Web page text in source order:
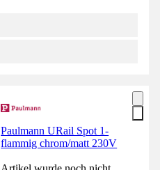
Paulmann URail Spot 1-
flammig chrom/matt 230V